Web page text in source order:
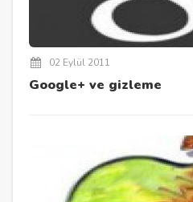
02 Eylül 2011
Google+ ve gizleme